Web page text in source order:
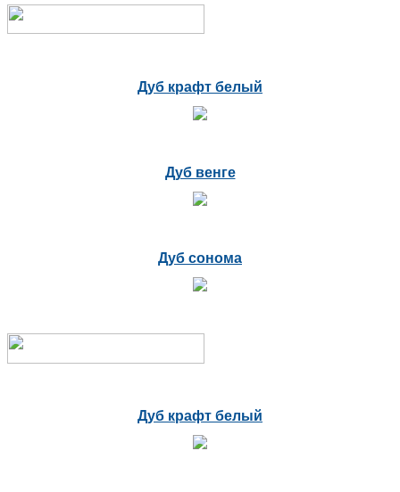
Дуб крафт белый
Дуб венге
Дуб сонома
Дуб крафт белый